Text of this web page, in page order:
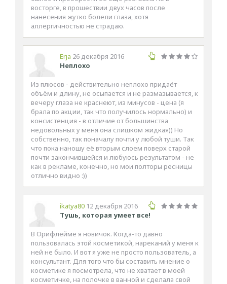
восторге, в прошествии двух часов после
нанесения жутко болели глаза, хотя
аллергичностью не страдаю.
Erja 26 декабря 2016
Неплохо
Из плюсов - действительно неплохо придаёт
объём и длину, не осыпается и не размазывается, к
вечеру глаза не краснеют, из минусов - цена (я
брала по акции, так что получилось нормально) и
консистенция - в отличие от большинства
недовольных у меня она слишком жидкая)) Но
собственно, так поначалу почти у любой туши. Так
что пока наношу её вторым слоем поверх старой
почти закончившейся и любуюсь результатом - не
как в рекламе, конечно, но мои полторы ресницы
отлично видно :))
ikatya80 12 декабря 2016
Тушь, которая умеет все!
В Орифлейме я новичок. Когда-то давно
пользовалась этой косметикой, нареканий у меня к
ней не было. И вот я уже не просто пользователь, а
консультант. Для того что бы составить мнение о
косметике я посмотрела, что не хватает в моей
косметичке, на полочке в ванной и сделала свой